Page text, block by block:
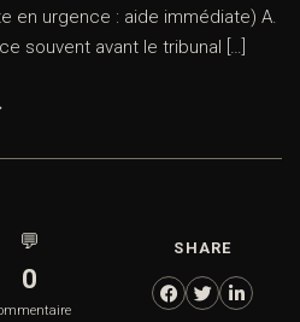
en urgence : aide immédiate) A.
souvent avant le tribunal […]
💬
0
SHARE